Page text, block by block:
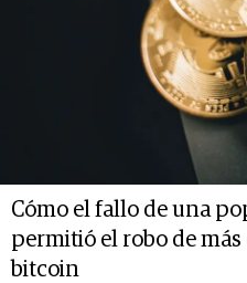
Cómo el fallo de una
permitió el robo de
bitcoin